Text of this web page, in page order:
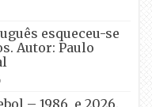
esqueceu-se
Autor: Paulo
– 1986 e 2026.